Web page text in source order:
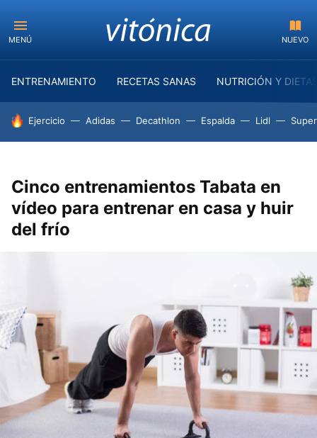
MENÚ NUEVO
ENTRENAMIENTO RECETAS SANAS NUTRICIÓN Y
HOY SE HABLA DE
Ejercicio Adidas Decathlon Espalda Lidl
Cinco entrenamientos Tabata en
vídeo para entrenar en casa y huir
del frío